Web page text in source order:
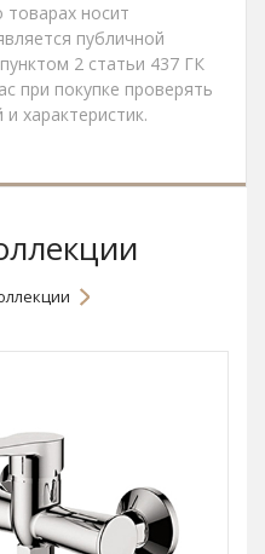
носит
публичной
2 статьи 437 ГК
при покупке проверять
характеристик.